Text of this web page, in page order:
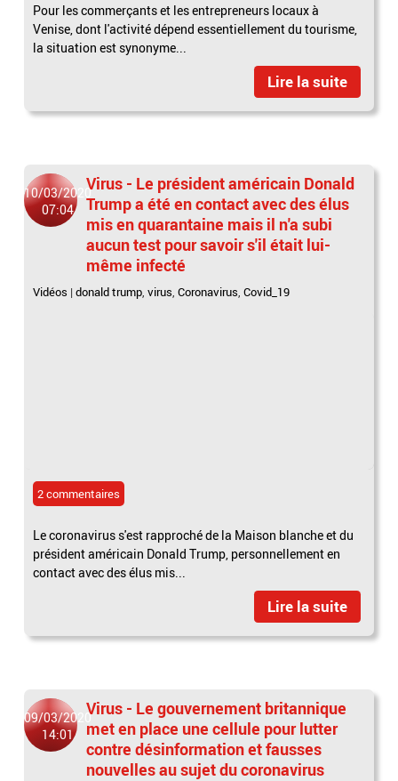
Pour les commerçants et les entrepreneurs locaux à
Venise, dont l'activité dépend essentiellement du tourisme,
la situation est synonyme...
Lire la suite
10/03/2020
07:04
Virus - Le président américain Donald
Trump a été en contact avec des élus
mis en quarantaine mais il n'a subi
aucun test pour savoir s'il était lui-
même infecté
Vidéos |donald trump,virus,Coronavirus,Covid_19
2 commentaires
Le coronavirus s'est rapproché de la Maison blanche et du
président américain Donald Trump, personnellement en
contact avec des élus mis...
Lire la suite
09/03/2020
14:01
Virus - Le gouvernement britannique
met en place une cellule pour lutter
contre désinformation et fausses
nouvelles au sujet du coronavirus